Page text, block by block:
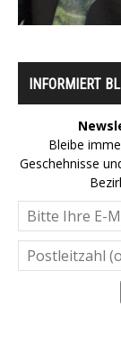
INFORMIERT
Bleibe
Geschehnisse